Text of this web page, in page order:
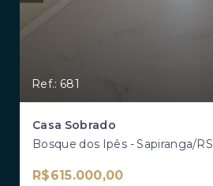
Ref.: 681
Casa Sobrado
Bosque dos Ipês - Sapiranga/RS
R$615.000,00